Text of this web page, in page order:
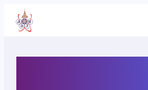
เนื้อหา